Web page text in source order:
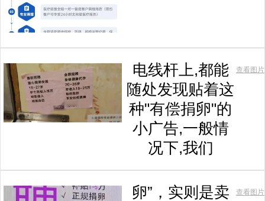
电线杆上,都能
随处发现贴着这
种"有偿捐卵"的
小广告,一般情
况下,我们
查看图片
卵”，实则是卖
查看图片